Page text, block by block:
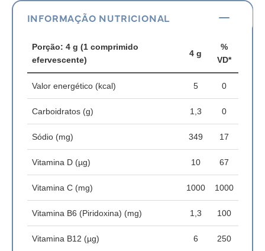
INFORMAÇÃO NUTRICIONAL
Porção: 4 g (1 comprimido
efervescente)
4 g
%
VD*
Valor energético (kcal) 5 0
Carboidratos (g) 1,3 0
Sódio (mg) 349 17
Vitamina D (µg) 10 67
Vitamina C (mg) 1000 1000
Vitamina B6 (Piridoxina) (mg) 1,3 100
Vitamina B12 (µg) 6 250